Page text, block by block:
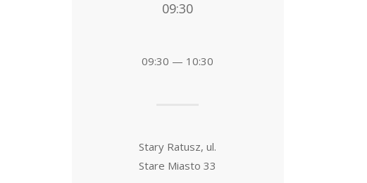
09:30
09:30 — 10:30
Stary Ratusz, ul.
Stare Miasto 33